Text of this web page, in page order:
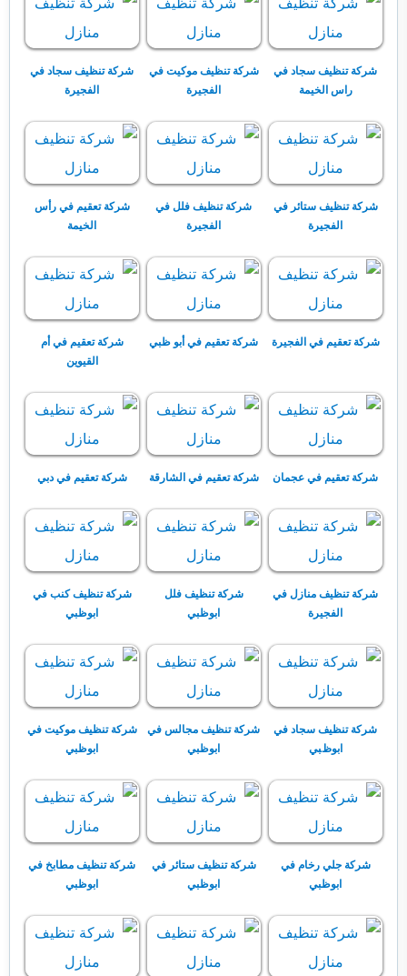
شركة تنظيف سجاد في
راس الخيمة
شركة تنظيف موكيت في
الفجيرة
شركة تنظيف سجاد في
الفجيرة
شركة تنظيف ستائر في
الفجيرة
شركة تنظيف فلل في
الفجيرة
شركة تعقيم في رأس
الخيمة
شركة تعقيم في الفجيرة شركة تعقيم في أبو ظبي
شركة تعقيم في أم
القيوين
شركة تعقيم في عجمان شركة تعقيم في الشارقة شركة تعقيم في دبي
شركة تنظيف منازل في
الفجيرة
شركة تنظيف فلل
ابوظبي
شركة تنظيف كنب في
ابوظبي
شركة تنظيف سجاد في
ابوظبي
شركة تنظيف مجالس في
ابوظبي
شركة تنظيف موكيت في
ابوظبي
شركة جلي رخام في
ابوظبي
شركة تنظيف ستائر في
ابوظبي
شركة تنظيف مطابخ في
ابوظبي